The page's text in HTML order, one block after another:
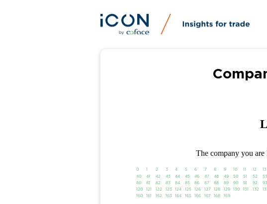
The company you
0 2 3 4 5 6 7 8 9 10 12 13
40
41 42 43 44 45 46 47 48 49 50 51 52 53
80
81 82 83 84 85 86 87 88 89 90 91 92 93
120
121 122 123 124 125 126 127 128 129 130 131 132
160
161 162 163 164 165 166 167 168 169